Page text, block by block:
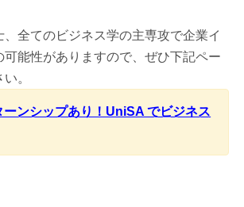
、全てのビジネス学の主専攻で企業イ
可能性がありますので、ぜひ下記ペー
。
ーンシップあり！UniSA でビジネス